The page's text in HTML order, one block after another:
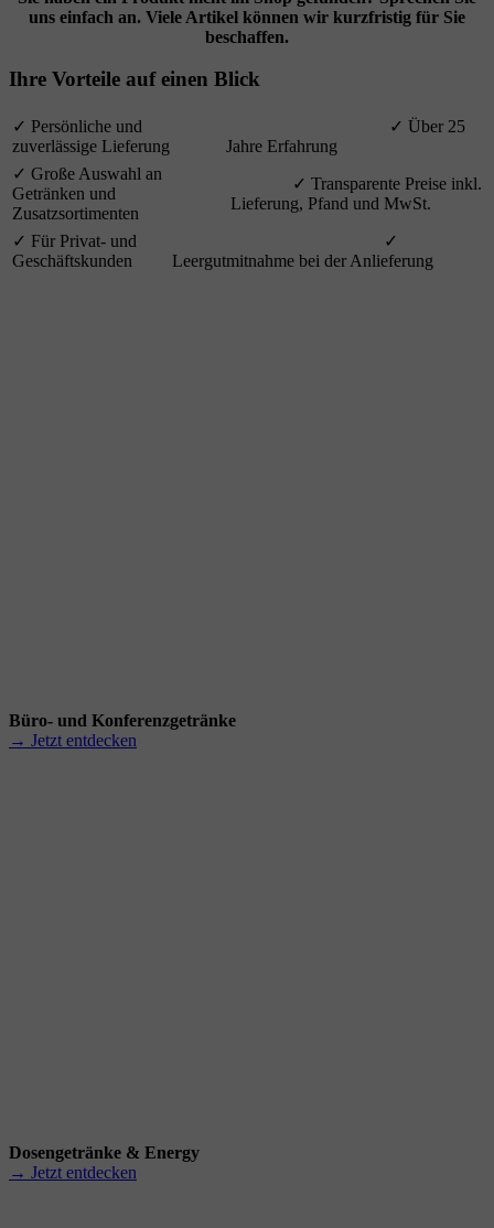
uns einfach an. Viele Artikel können wir kurzfristig für Sie
beschaffen.
Ihre Vorteile auf einen Blick
✓ Persönliche und
zuverlässige Lieferung
✓ Über 25
Jahre Erfahrung
✓ Große Auswahl an
Getränken und
Zusatzsortimenten
✓ Transparente Preise inkl.
Lieferung, Pfand und MwSt.
✓ Für Privat- und
Geschäftskunden
✓
Leergutmitnahme bei der Anlieferung
Büro- und Konferenzgetränke
→ Jetzt entdecken
Dosengetränke & Energy
→ Jetzt entdecken